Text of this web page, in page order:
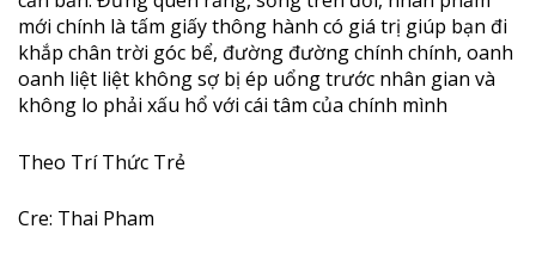
mới chính là tấm giấy thông hành có giá trị giúp bạn đi
khắp chân trời góc bể, đường đường chính chính, oanh
oanh liệt liệt không sợ bị ép uổng trước nhân gian và
không lo phải xấu hổ với cái tâm của chính mình
Theo Trí Thức Trẻ
Cre: Thai Pham